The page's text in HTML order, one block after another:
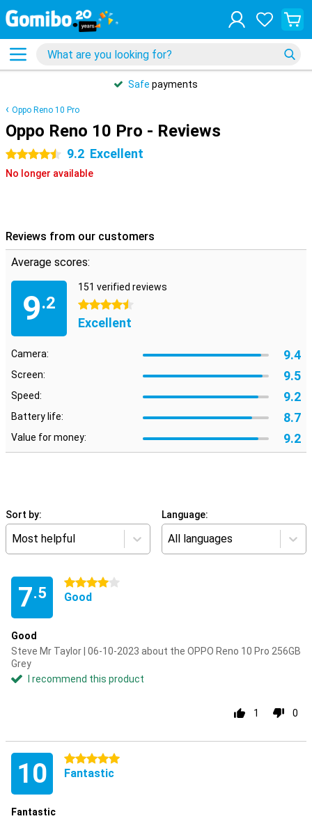
Safe payments
Oppo Reno 10 Pro
Oppo Reno 10 Pro - Reviews
4.5 stars 9.2 Excellent
No longer available
Reviews from our customers
Average scores:
9.2
151 verified reviews
4.5 stars
Excellent
Camera: 9.4
Screen: 9.5
Speed: 9.2
Battery life: 8.7
Value for money: 9.2
Sort by:
Most helpful
Language:
All languages
7.5
4 stars
Good
Good
Steve Mr Taylor | 06-10-2023 about the OPPO Reno 10 Pro 256GB
Grey
I recommend this product
1 0
10 5 stars
Fantastic
Fantastic